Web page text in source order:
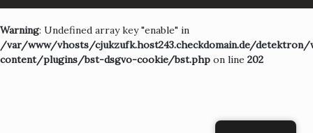
Warning: Undefined array key "enable" in
/var/www/vhosts/cjukzufk.host243.checkdomain.de/
content/plugins/bst-dsgvo-cookie/bst.php on line 202